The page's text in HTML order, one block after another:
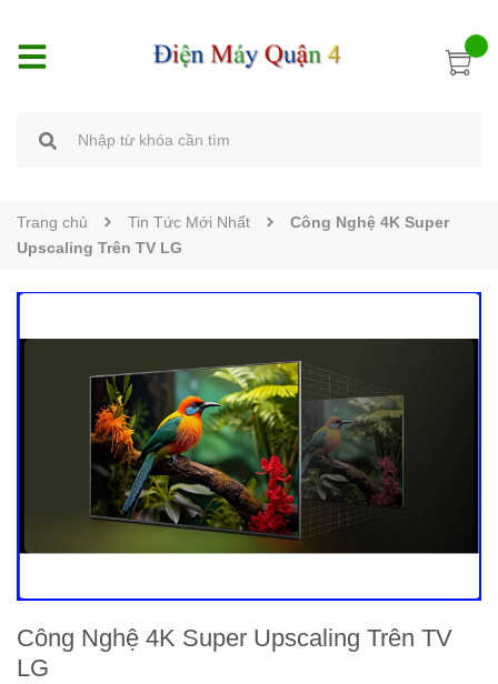
Trang chủ Tin Tức Mới Nhất
Công Nghệ 4K Super
Upscaling Trên TV LG
Công Nghệ 4K Super Upscaling Trên TV
LG